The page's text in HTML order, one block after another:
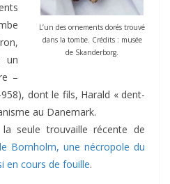
L’un des ornements dorés trouvé
dans la tombe. Crédits : musée
de Skanderborg.
un
–
dont le fils, Harald « dent-
au Danemark.
seule trouvaille récente de
Bornholm, une nécropole du
en cours de fouille.